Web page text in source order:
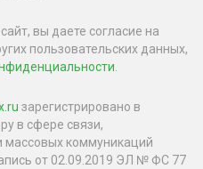
вы даете согласие на
пользовательских данных,
зарегистрировано в
в сфере связи,
массовых коммуникаций
от 02.09.2019 ЭЛ № ФС 77